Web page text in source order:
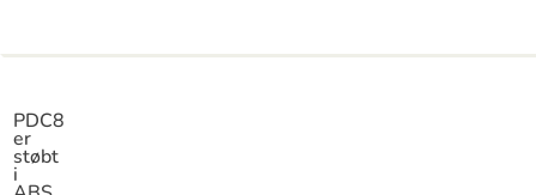
PDC8
er
støbt
i